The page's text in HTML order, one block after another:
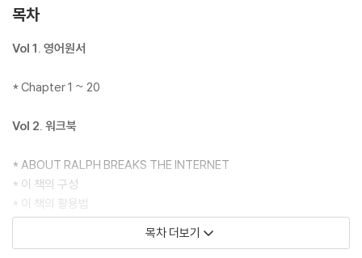
자!
「주먹왕 랄프 2」 오디오북 샘플 듣기
이 책은 ‘귀로 읽기’와 ‘소리 내어 읽기’를 위해 오디오북이 MP3 CD에 담
상할 수 있다.
목차
Vol 1. 영어원서
* Chapter 1 ~ 20
Vol 2. 워크북
* ABOUT RALPH BREAKS THE INTERNET
* 이 책의 구성
* 이 책의 활용법
* Chapter 1 ~ 20 Comprehension Quiz & Words list
목차 더보기